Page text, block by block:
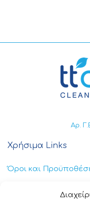
Αρ.
Χρήσιμα Links
Όροι και
Πολιτική Απορρήτου